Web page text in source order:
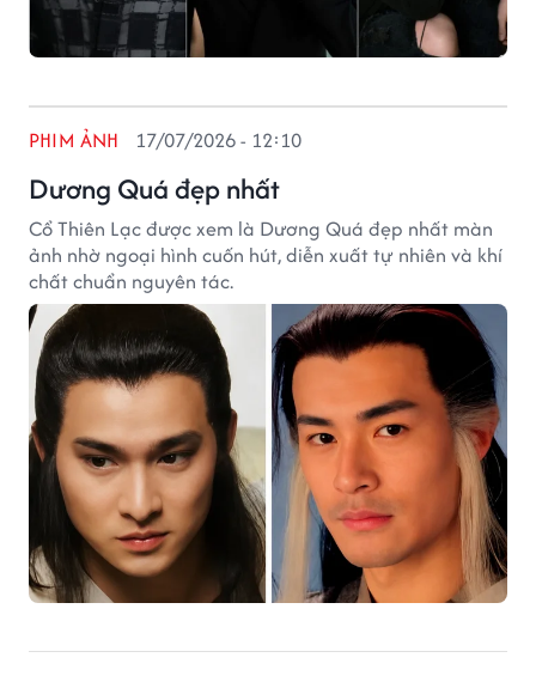
Dương Quá đẹp nhất
PHIM ẢNH 17/07/2026 - 12:10
Cổ Thiên Lạc được xem là Dương Quá đẹp nhất màn
ảnh nhờ ngoại hình cuốn hút, diễn xuất tự nhiên và khí
chất chuẩn nguyên tác.